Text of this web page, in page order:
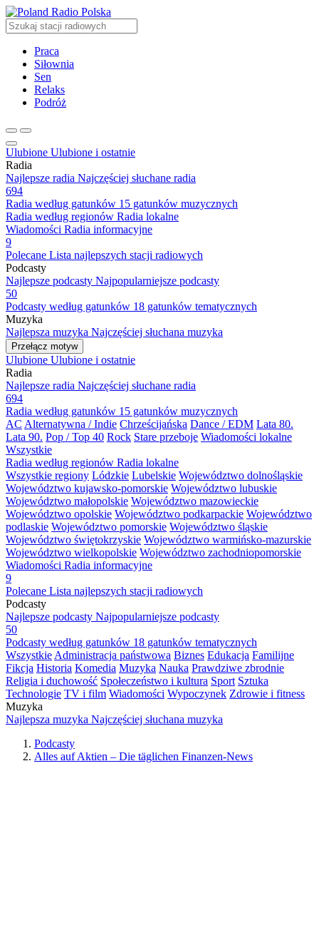
Radio Polska
Praca
Siłownia
Sen
Relaks
Podróż
Ulubione Ulubione i ostatnie
Radia
Najlepsze radia Najczęściej słuchane radia
694
Radia według gatunków 15 gatunków muzycznych
Radia według regionów Radia lokalne
Wiadomości Radia informacyjne
9
Polecane Lista najlepszych stacji radiowych
Podcasty
Najlepsze podcasty Najpopularniejsze podcasty
50
Podcasty według gatunków 18 gatunków tematycznych
Muzyka
Najlepsza muzyka Najczęściej słuchana muzyka
Przełącz motyw
Ulubione Ulubione i ostatnie
Radia
Najlepsze radia Najczęściej słuchane radia
694
Radia według gatunków 15 gatunków muzycznych
AC Alternatywna / Indie Chrześcijańska Dance / EDM Lata 80.
Lata 90. Pop / Top 40 Rock Stare przeboje Wiadomości lokalne
Wszystkie
Radia według regionów Radia lokalne
Wszystkie regiony Lódzkie Lubelskie Województwo dolnośląskie
Województwo kujawsko-pomorskie Województwo lubuskie
Województwo małopolskie Województwo mazowieckie
Województwo opolskie Województwo podkarpackie Województwo
podlaskie Województwo pomorskie Województwo śląskie
Województwo świętokrzyskie Województwo warmińsko-mazurskie
Województwo wielkopolskie Województwo zachodniopomorskie
Wiadomości Radia informacyjne
9
Polecane Lista najlepszych stacji radiowych
Podcasty
Najlepsze podcasty Najpopularniejsze podcasty
50
Podcasty według gatunków 18 gatunków tematycznych
Wszystkie Administracja państwowa Biznes Edukacja Familijne
Fikcja Historia Komedia Muzyka Nauka Prawdziwe zbrodnie
Religia i duchowość Społeczeństwo i kultura Sport Sztuka
Technologie TV i film Wiadomości Wypoczynek Zdrowie i fitness
Muzyka
Najlepsza muzyka Najczęściej słuchana muzyka
Podcasty
Alles auf Aktien – Die täglichen Finanzen-News